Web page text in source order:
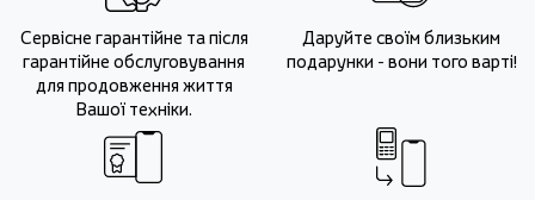
Сервісне гарантійне та після
гарантійне обслуговування
для продовження життя
Вашої техніки.
Даруйте своїм близьким
подарунки - вони того варті!